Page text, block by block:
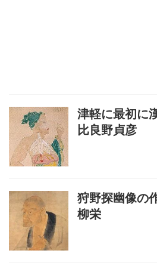
津軽に最初に
比良野貞彦
狩野探幽像の
柳栄